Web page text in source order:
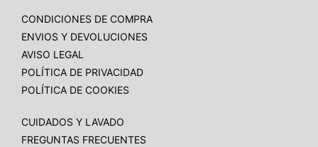
CONDICIONES DE COMPRA
ENVIOS Y DEVOLUCIONES
AVISO LEGAL
POLÍTICA DE PRIVACIDAD
POLÍTICA DE COOKIES
CUIDADOS Y LAVADO
FREGUNTAS FRECUENTES